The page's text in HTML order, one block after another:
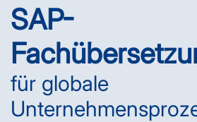
SAP-
für globale